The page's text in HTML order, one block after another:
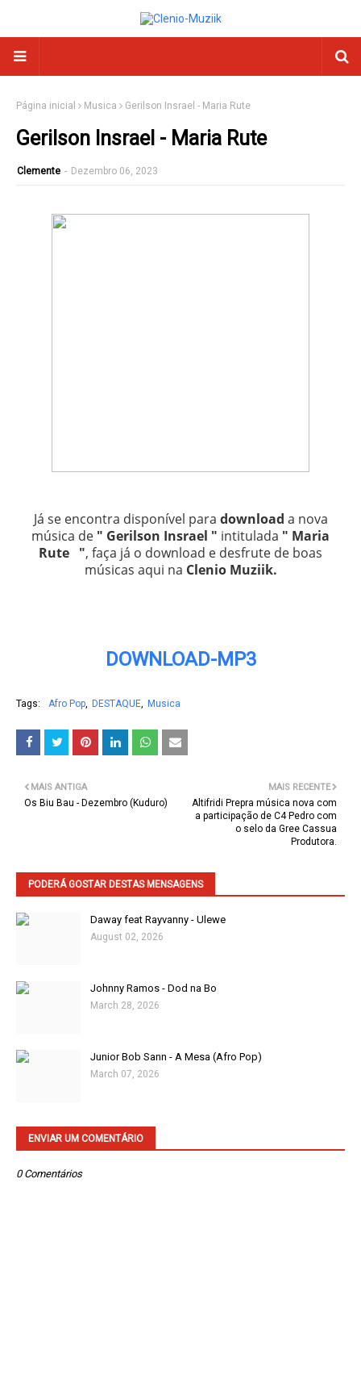
Página inicial Musica Gerilson Insrael - Maria Rute
Gerilson Insrael - Maria Rute
Clemente - Dezembro 06, 2023
Já se encontra disponível para download a nova
música de " Gerilson Insrael " intitulada " Maria
Rute ", faça já o download e desfrute de boas
músicas aqui na Clenio Muziik.
DOWNLOAD-MP3
Tags: Afro Pop DESTAQUE Musica
MAIS RECENTE
Altifridi Prepra música nova com
a participação de C4 Pedro com
o selo da Gree Cassua
Produtora.
MAIS ANTIGA
Os Biu Bau - Dezembro (Kuduro)
PODERÁ GOSTAR DESTAS MENSAGENS
Daway feat Rayvanny - Ulewe
August 02, 2026
Johnny Ramos - Dod na Bo
March 28, 2026
Junior Bob Sann - A Mesa (Afro Pop)
March 07, 2026
ENVIAR UM COMENTÁRIO
0 Comentários